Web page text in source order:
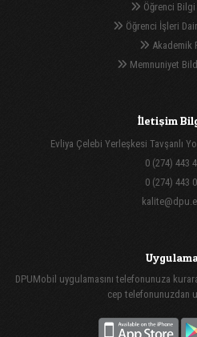
Öğrenci
Öğrenci İşleri
Akademik
Memnuniyet
İletişim
Evliya Çelebi Yerleşkesi Tavşanlı
0 (274) 443
0 (274) 443
DPUMobil uygulamasını telefonunuza
cep telefonunuzdan